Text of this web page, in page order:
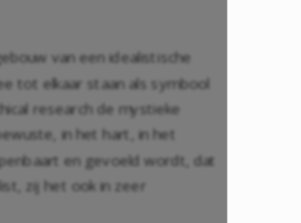
van een idealistische
tot elkaar staan als symbool
research de mystieke
in het hart, in het
en gevoeld wordt, dat
zij het ook in zeer